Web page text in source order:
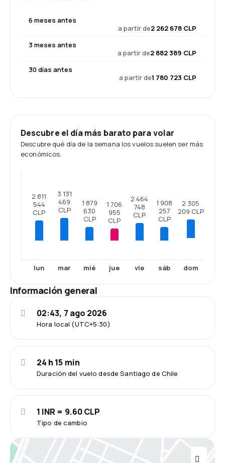
6 meses antes
a partir de2 262 678 CLP
3 meses antes
a partir de2 882 389 CLP
30 días antes
a partir de1 780 723 CLP
Descubre el día más barato para volar
Descubre qué día de la semana los vuelos suelen ser más
económicos.
2 811
544
CLP
lun
3 131
469
CLP
mar
1 879
630
CLP
mié
1 706
955
CLP
jue
2 464
748
CLP
vie
1 908
257
CLP
sáb
2 305
209 CLP
dom
Información general
Hora local (UTC+5:30)
02:43, 7 ago 2026
Duración del vuelo desde Santiago de Chile
24 h 15 min
Tipo de cambio
1 INR = 9.60 CLP